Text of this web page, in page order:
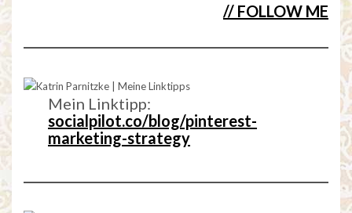
// FOLLOW ME
Mein Linktipp:
socialpilot.co/blog/pinterest-
marketing-strategy